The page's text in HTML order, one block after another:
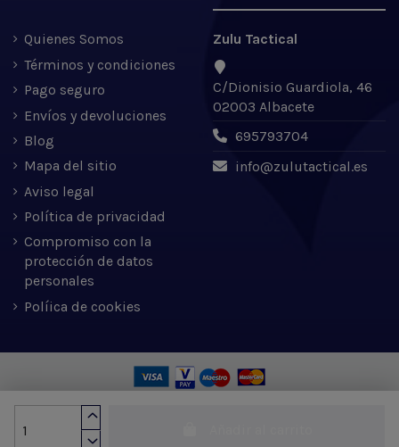
Quienes Somos
Términos y condiciones
Pago seguro
Envíos y devoluciones
Blog
Mapa del sitio
Aviso legal
Política de privacidad
Compromiso con la
protección de datos
personales
Políica de cookies
Zulu Tactical
C/Dionisio Guardiola, 46
02003 Albacete
695793704
info@zulutactical.es
Zulu Tactical S.L. © 2022 | Desarrollado por Expertic